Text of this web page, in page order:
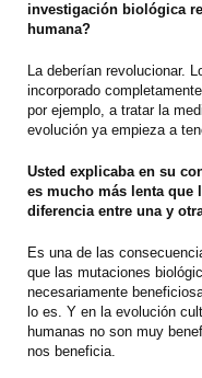
investigación biológica
humana?
La deberían revolucionar.
incorporado
por ejemplo, a tratar la
evolución ya empieza a
Usted explicaba en su
es mucho más lenta que
diferencia entre una y
Es una de las
que las mutaciones
necesariamente
lo es. Y en la evolución
humanas no son muy
nos beneficia.